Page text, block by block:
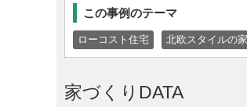
この事例のテーマ
ローコスト住宅 北欧スタイルの家
家づくりDATA